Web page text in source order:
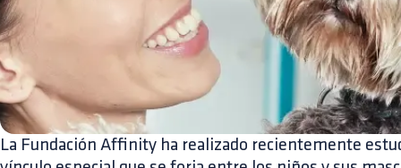
La Fundación Affinity ha realizado recientemente